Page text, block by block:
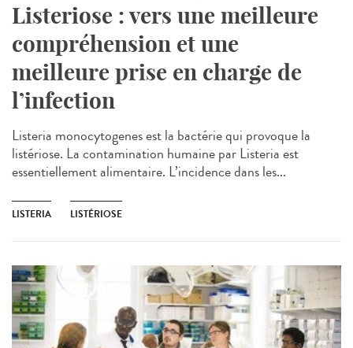
Listeriose : vers une meilleure
compréhension et une
meilleure prise en charge de
l’infection
Listeria monocytogenes est la bactérie qui provoque la
listériose. La contamination humaine par Listeria est
essentiellement alimentaire. L’incidence dans les...
LISTERIA LISTÉRIOSE